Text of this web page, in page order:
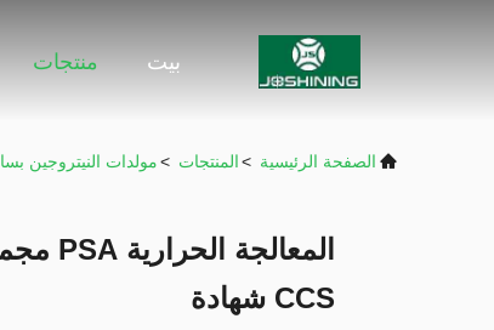
بيت منتجات
الصفحة الرئيسية >المنتجات >مولدات النيتروجين بسا
CCS شهادة